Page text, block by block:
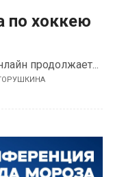
по хоккею
продолжает...